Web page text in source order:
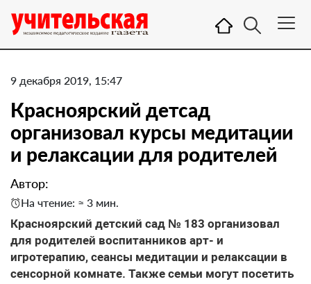
9 декабря 2019, 15:47
Красноярский детсад
организовал курсы медитации
и релаксации для родителей
Автор:
На чтение: ≈ 3 мин.
Красноярский детский сад № 183 организовал
для родителей воспитанников арт- и
игротерапию, сеансы медитации и релаксации в
сенсорной комнате. Также семьи могут посетить